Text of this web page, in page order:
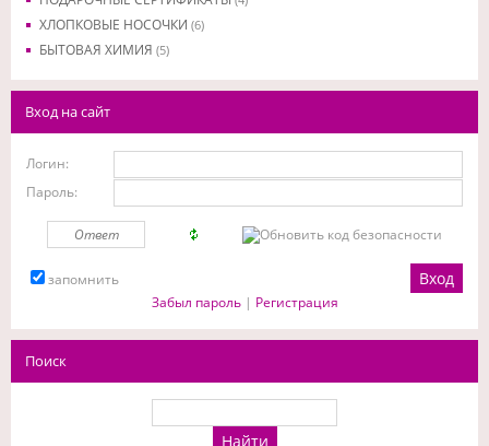
ХЛОПКОВЫЕ НОСОЧКИ (6)
БЫТОВАЯ ХИМИЯ (5)
Вход на сайт
Логин:
Пароль:
запомнить
Забыл пароль| Регистрация
Поиск